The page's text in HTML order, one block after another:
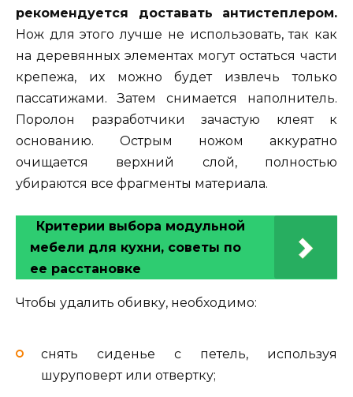
рекомендуется доставать антистеплером.
Нож для этого лучше не использовать, так как
на деревянных элементах могут остаться части
крепежа, их можно будет извлечь только
пассатижами. Затем снимается наполнитель.
Поролон разработчики зачастую клеят к
основанию. Острым ножом аккуратно
очищается верхний слой, полностью
убираются все фрагменты материала.
Критерии выбора модульной
мебели для кухни, советы по
ее расстановке
Чтобы удалить обивку, необходимо:
снять сиденье с петель, используя
шуруповерт или отвертку;